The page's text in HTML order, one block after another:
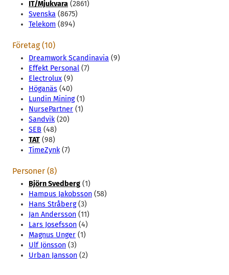
IT/Mjukvara (2861)
Svenska (8675)
Telekom (894)
Företag (10)
Dreamwork Scandinavia (9)
Effekt Personal (7)
Electrolux (9)
Höganäs (40)
Lundin Mining(1)
NursePartner (1)
Sandvik(20)
SEB (48)
TAT (98)
TimeZynk(7)
Personer (8)
Björn Svedberg (1)
Hampus Jakobsson (58)
Hans Stråberg(3)
Jan Andersson (11)
Lars Josefsson (4)
Magnus Unger (1)
Ulf Jönsson (3)
Urban Jansson (2)